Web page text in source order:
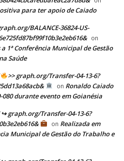
para ter apoio de Caiado
BALANCE-36824-US-
on
1ª Conferência Municipal de Gestão
Saúde
>> graph.org/Transfer-04-13-6?
on Ronaldo Caiado
durante evento em Goianésia
↪ graph.org/Transfer-04-13-6?
on Realizada em
Municipal de Gestão do Trabalho e